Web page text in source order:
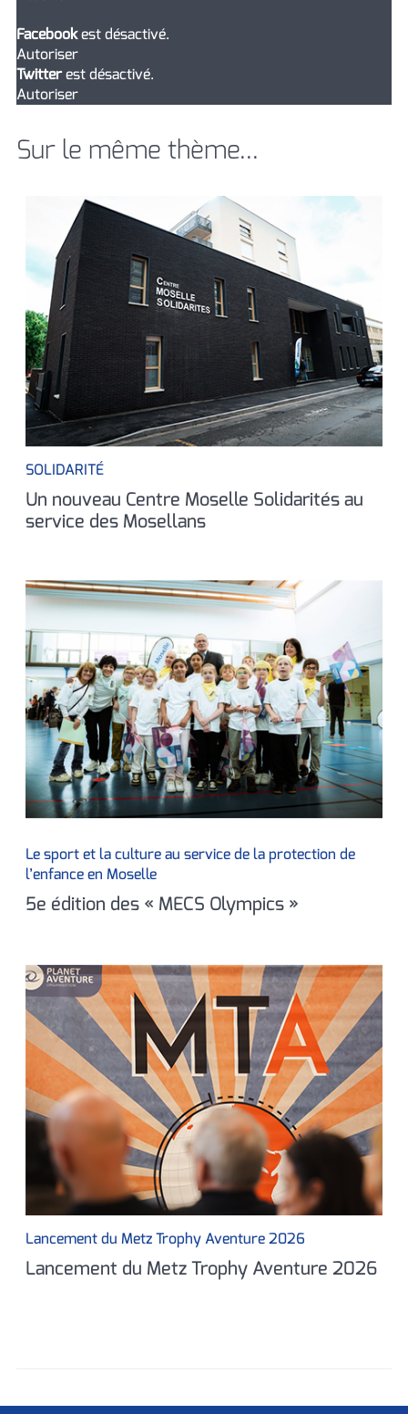
Facebookest désactivé.
Autoriser
Twitterest désactivé.
Autoriser
Sur le même thème...
SOLIDARITÉ
Un nouveau Centre Moselle Solidarités au
service des Mosellans
Le sport et la culture au service de la protection de
l’enfance en Moselle
5e édition des « MECS Olympics »
Lancement du Metz Trophy Aventure 2026
Lancement du Metz Trophy Aventure 2026